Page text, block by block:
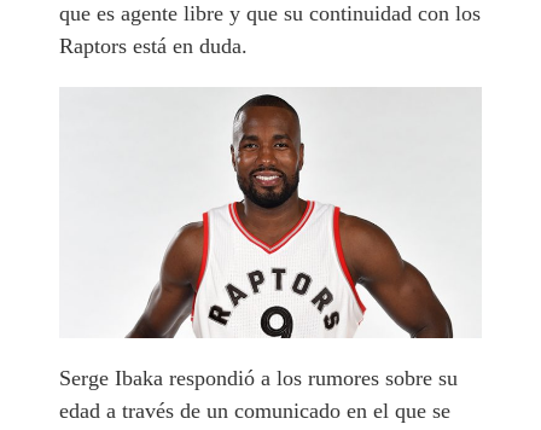
que es agente libre y que su continuidad con los
Raptors está en duda.
Serge Ibaka respondió a los rumores sobre su
edad a través de un comunicado en el que se